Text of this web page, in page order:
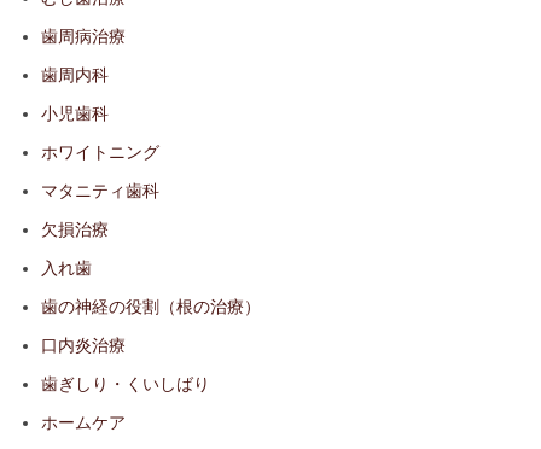
歯周病治療
歯周内科
小児歯科
ホワイトニング
マタニティ歯科
欠損治療
入れ歯
歯の神経の役割（根の治療）
口内炎治療
歯ぎしり・くいしばり
ホームケア